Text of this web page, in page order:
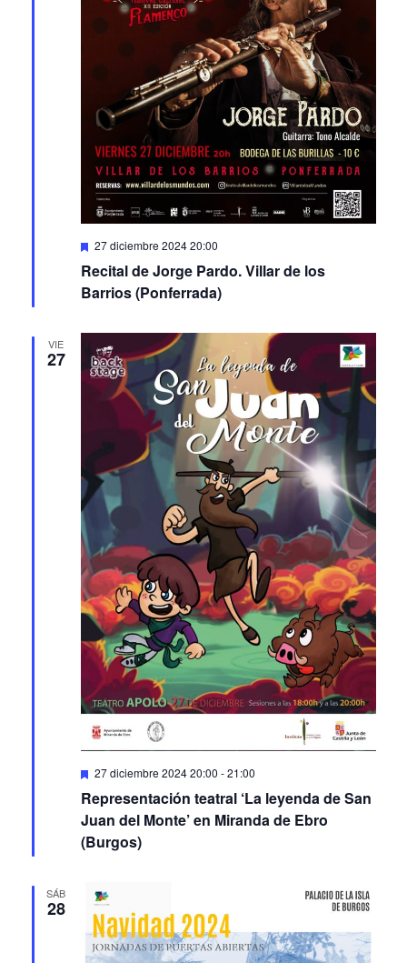
Featured
27 diciembre 2024 20:00
Recital de Jorge Pardo. Villar de los
Barrios (Ponferrada)
VIE
27
Featured
27 diciembre 2024 20:00 -21:00
Representación teatral ‘La leyenda de San
Juan del Monte’ en Miranda de Ebro
(Burgos)
SÁB
28